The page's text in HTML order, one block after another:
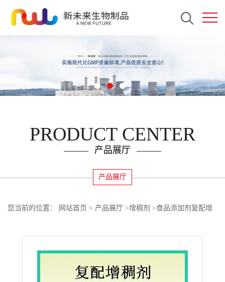
PRODUCT CENTER
产品展厅
产品展厅
您当前的位置： 网站首页 > 产品展厅 >增稠剂 >食品添加剂复配增